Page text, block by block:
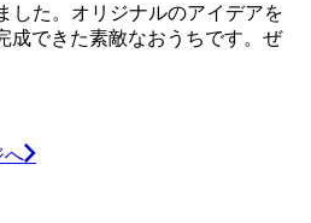
した。オリジナルのアイデアを
成できた素敵なおうちです。ぜ
へ